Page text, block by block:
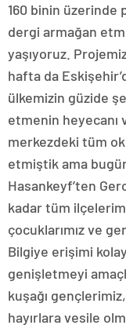
160 binin üzerinde
dergi armağan
yaşıyoruz.
hafta da
ülkemizin güzide
etmenin heyecanı
merkezdeki tüm
etmiştik ama
Hasankeyf’ten
kadar tüm
çocuklarımız ve
Bilgiye erişimi
genişletmeyi
kuşağı
hayırlara vesile